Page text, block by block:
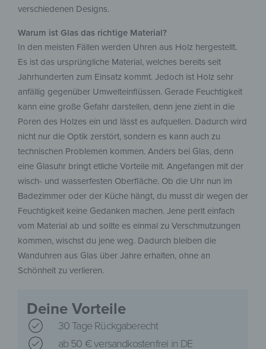
verschiedenen Designs.
Warum ist Glas das richtige Material?
In den meisten Fällen werden Uhren aus Holz hergestellt.
Es ist das ursprüngliche Material, welches bereits seit
Jahrhunderten zum Einsatz kommt. Jedoch ist Holz sehr
anfällig gegenüber Umwelteinflüssen. Gerade Feuchtigkeit
kann eine große Gefahr darstellen, denn jene zieht in die
Poren des Holzes ein und lässt es aufquellen. Dadurch wird
nicht nur die Optik zerstört, sondern es kann auch zu
technischen Problemen kommen. Anders bei Glas, denn
eine Glasuhr bringt etliche Vorteile mit. Angefangen mit der
wisch- und wasserfesten Oberfläche. Ob die Uhr nun im
Badezimmer oder der Küche hängt, du musst dir wegen der
Feuchtigkeit keine Gedanken machen. Jene perlt einfach
vom Material ab und sollte es einmal zu Verschmutzungen
kommen, wischst du jene weg. Dadurch bleiben die
Wanduhren aus Glas über Jahre erhalten, ohne an
Schönheit zu verlieren.
Deine Vorteile
30 Tage Rückgaberecht
ab 50 € versandkostenfrei in DE